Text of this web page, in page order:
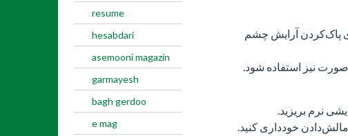
resume
hesabdari
asemooni magazin
garmayesh
bagh gerdoo
e mag
پاک‌کردن آرایش چشم
نیز استفاده شود.
نرم بریزید.
خودداری کنید.